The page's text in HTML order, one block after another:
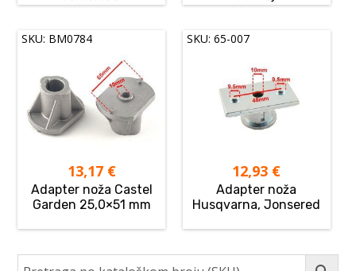
SKU: BM0784
13,17 €
Adapter noža Castel
Garden 25,0×51 mm
SKU: 65-007
12,93 €
Adapter noža
Husqvarna, Jonsered